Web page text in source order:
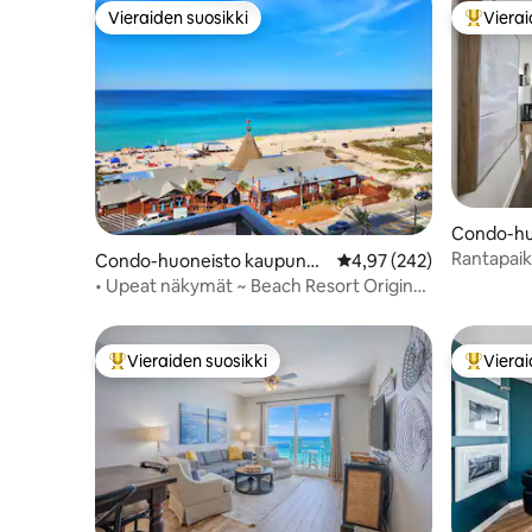
Vieraiden suosikki
Vieraiden suosikki
Condo-huoneisto kaupungi
ssa Panama City Beach
Keskimääräinen arvio
4,97 (242)
• Upeat näkymät ~ Beach Resort Origin
Condo-
ssa
Vieraiden suosikkien parhaimmistoa
Vieraiden suosikki